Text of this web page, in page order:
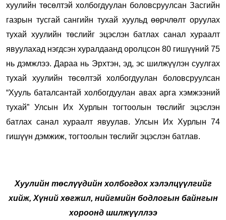
хуулийн төсөлтэй холбогдуулан боловсруулсан Засгийн
газрын тусгай сангийн тухай хуульд өөрчлөлт оруулах
тухай хуулийн төслийг эцэслэн батлах санал хураалт
явуулахад нэгдсэн хуралдаанд оролцсон 80 гишүүний 75
нь дэмжлээ. Дараа нь Эрхтэн, эд, эс шилжүүлэн суулгах
тухай хуулийн төсөлтэй холбогдуулан боловсруулсан
“Хууль баталсантай холбогдуулан авах арга хэмжээний
тухай” Улсын Их Хурлын тогтоолын төслийг эцэслэн
батлах санал хураалт явуулав. Улсын Их Хурлын 74
гишүүн дэмжиж, тогтоолын төслийг эцэслэн батлав.
Хуулийн төслүүдийн холбогдох хэлэлцүүлгийг
хийж, Хүний хөгжил, нийгмийн бодлогын байнгын
хороонд шилжүүллээ